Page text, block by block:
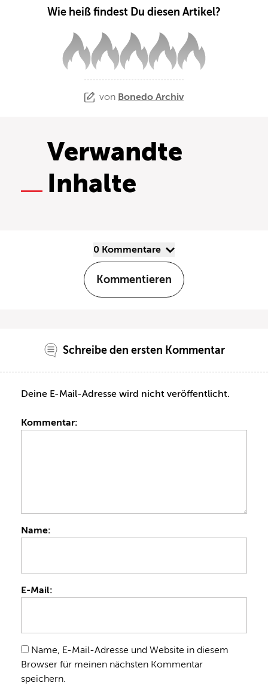
Wie heiß findest Du diesen Artikel?
von Bonedo Archiv
Verwandte
Inhalte
0 Kommentare
Kommentieren
Schreibe den ersten Kommentar
Deine E-Mail-Adresse wird nicht veröffentlicht.
Kommentar:
Name:
E-Mail:
Name, E-Mail-Adresse und Website in diesem
Browser für meinen nächsten Kommentar
speichern.